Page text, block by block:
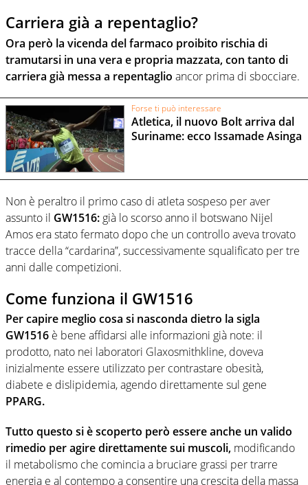
Carriera già a repentaglio?
Ora però la vicenda del farmaco proibito rischia di
tramutarsi in una vera e propria mazzata, con tanto di
carriera già messa a repentaglio ancor prima di sbocciare.
Forse ti può interessare
Atletica, il nuovo Bolt arriva dal
Suriname: ecco Issamade Asinga
Non è peraltro il primo caso di atleta sospeso per aver
assunto il GW1516: già lo scorso anno il botswano Nijel
Amos era stato fermato dopo che un controllo aveva trovato
tracce della “cardarina”, successivamente squalificato per tre
anni dalle competizioni.
Come funziona il GW1516
Per capire meglio cosa si nasconda dietro la sigla
GW1516 è bene affidarsi alle informazioni già note: il
prodotto, nato nei laboratori Glaxosmithkline, doveva
inizialmente essere utilizzato per contrastare obesità,
diabete e dislipidemia, agendo direttamente sul gene
PPARG.
Tutto questo si è scoperto però essere anche un valido
rimedio per agire direttamente sui muscoli, modificando
il metabolismo che comincia a bruciare grassi per trarre
energia e al contempo a consentire una crescita della massa